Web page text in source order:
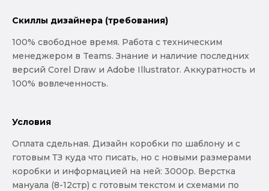
Скиллы дизайнера (требования)
100% свободное время. Работа с техническим
менеджером в Teams. Знание и наличие последних
версий Corel Draw и Adobe Illustrator. Аккуратность и
100% вовлеченность.
Условия
Оплата сдельная. Дизайн коробки по шаблону и с
готовым ТЗ куда что писать, но с новыми размерами
коробки и информацией на ней: 3000р. Верстка
мануала (8-12стр) с готовым текстом и схемами по